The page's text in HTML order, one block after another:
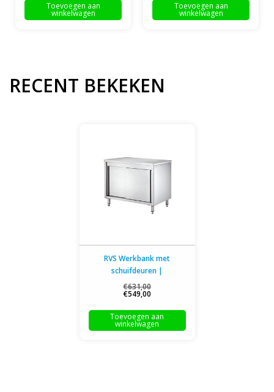
Toevoegen aan
winkelwagen
Toevoegen aan
winkelwagen
RECENT BEKEKEN
RVS Werkbank met
schuifdeuren |
120x70x(H)85cm
€631,00
€549,00
Toevoegen aan
winkelwagen